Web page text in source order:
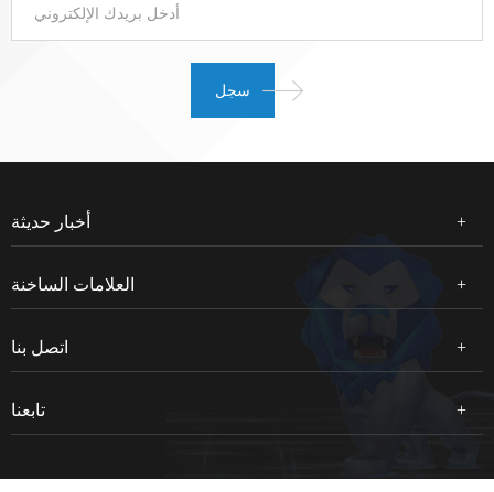
أخبار حديثة
العلامات الساخنة
اتصل بنا
تابعنا